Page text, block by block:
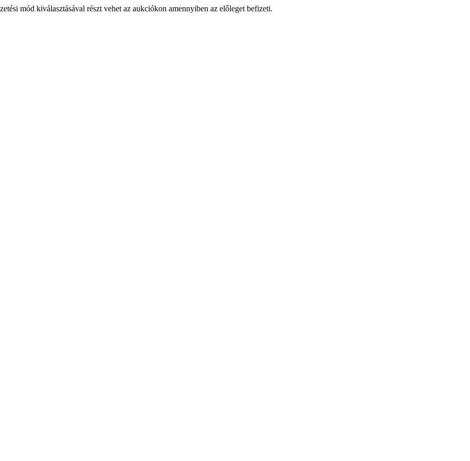
mód kiválasztásával részt vehet az aukciókon amennyiben az előleget befizeti.